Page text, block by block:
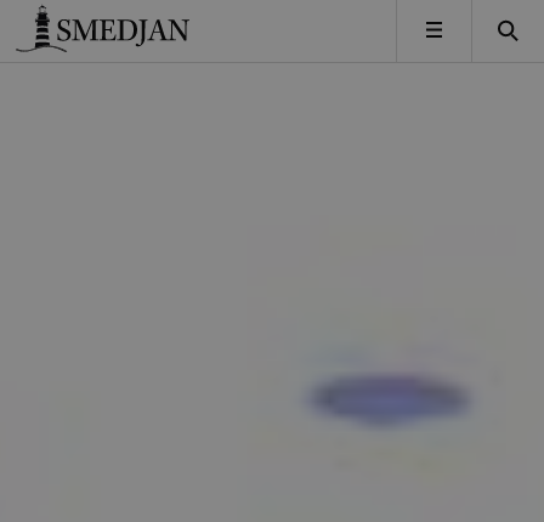
Timbro
MENY